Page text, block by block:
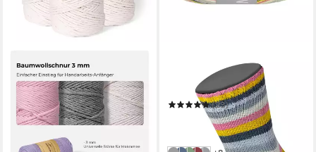
Häkelwolle MEILENWEIT 100
g AKTION
(23)
(59,50 €/ 1 kg)
in 2-3 Werktagen bei dir